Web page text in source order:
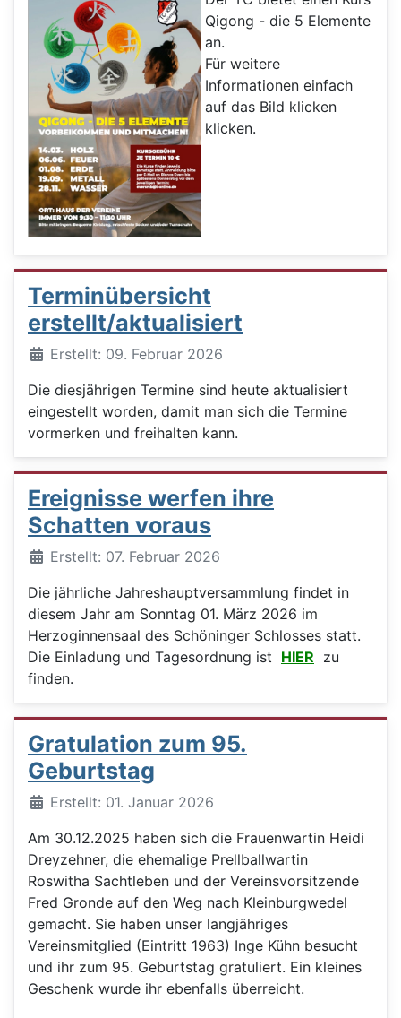
Qigong - die 5 Elemente
an.
Für weitere
Informationen einfach
auf das Bild klicken
klicken.
Terminübersicht
erstellt/aktualisiert
DetailsErstellt: 09. Februar 2026
Die diesjährigen Termine sind heute aktualisiert
eingestellt worden, damit man sich die Termine
vormerken und freihalten kann.
Ereignisse werfen ihre
Schatten voraus
DetailsErstellt: 07. Februar 2026
Die jährliche Jahreshauptversammlung findet in
diesem Jahr am Sonntag 01. März 2026 im
Herzoginnensaal des Schöninger Schlosses statt.
Die Einladung und Tagesordnung ist HIER zu
finden.
Gratulation zum 95.
Geburtstag
DetailsErstellt: 01. Januar 2026
Am 30.12.2025 haben sich die Frauenwartin Heidi
Dreyzehner, die ehemalige Prellballwartin
Roswitha Sachtleben und der Vereinsvorsitzende
Fred Gronde auf den Weg nach Kleinburgwedel
gemacht. Sie haben unser langjähriges
Vereinsmitglied (Eintritt 1963) Inge Kühn besucht
und ihr zum 95. Geburtstag gratuliert. Ein kleines
Geschenk wurde ihr ebenfalls überreicht.